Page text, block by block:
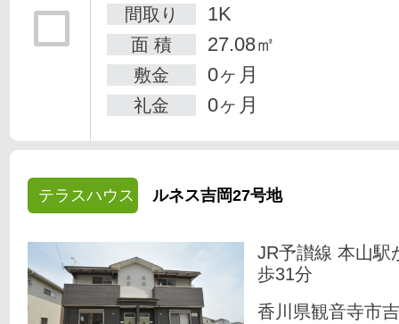
間取り
1K
面 積 27.08㎡
敷金 0ヶ月
礼金 0ヶ月
テラスハウス ルネス吉岡27号地
JR予讃線 本山駅
歩31分
香川県観音寺市